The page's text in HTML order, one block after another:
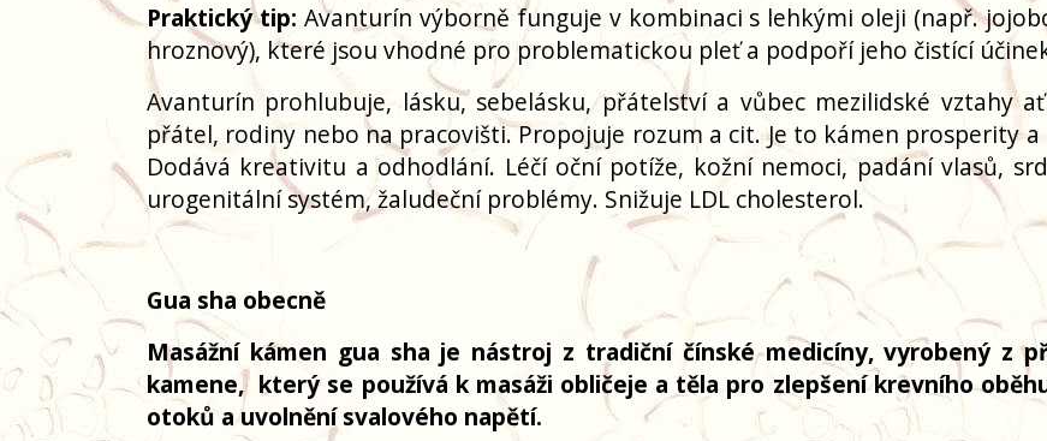
Praktický tip: Avanturín výborně funguje v kombinaci s lehkými oleji (např.
hroznový), které jsou vhodné pro problematickou pleť a podpoří jeho čistící
Avanturín prohlubuje, lásku, sebelásku, přátelství a vůbec mezilidské vztahy
přátel, rodiny nebo na pracovišti. Propojuje rozum a cit. Je to kámen prosperity
Dodává kreativitu a odhodlání. Léčí oční potíže, kožní nemoci, padání vlasů,
urogenitální systém, žaludeční problémy. Snižuje LDL cholesterol.
Gua sha obecně
Masážní kámen gua sha je nástroj z tradiční čínské medicíny, vyrobený z
kamene, který se používá k masáži obličeje a těla pro zlepšení krevního
otoků a uvolnění svalového napětí.